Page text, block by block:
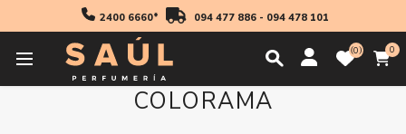
2400 6660* 094 477 886- 094 478 101
0 0
COLORAMA